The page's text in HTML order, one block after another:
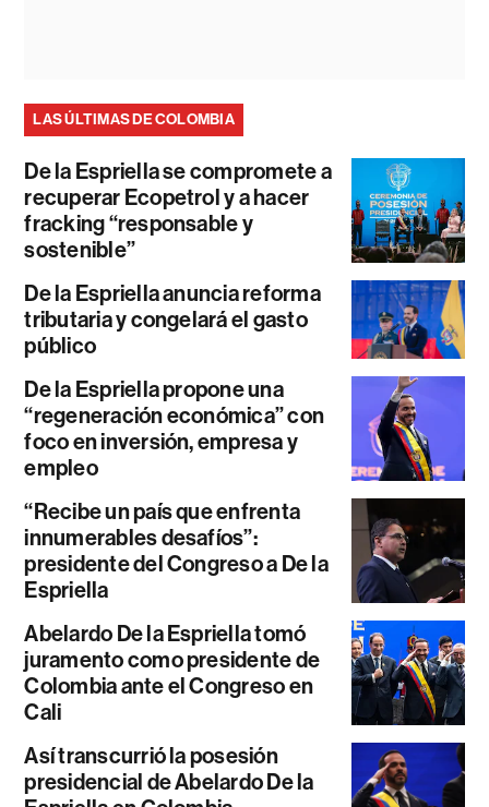
LAS ÚLTIMAS DE COLOMBIA
De la Espriella se compromete a
recuperar Ecopetrol y a hacer
fracking “responsable y
sostenible”
De la Espriella anuncia reforma
tributaria y congelará el gasto
público
De la Espriella propone una
“regeneración económica” con
foco en inversión, empresa y
empleo
“Recibe un país que enfrenta
innumerables desafíos”:
presidente del Congreso a De la
Espriella
Abelardo De la Espriella tomó
juramento como presidente de
Colombia ante el Congreso en
Cali
Así transcurrió la posesión
presidencial de Abelardo De la